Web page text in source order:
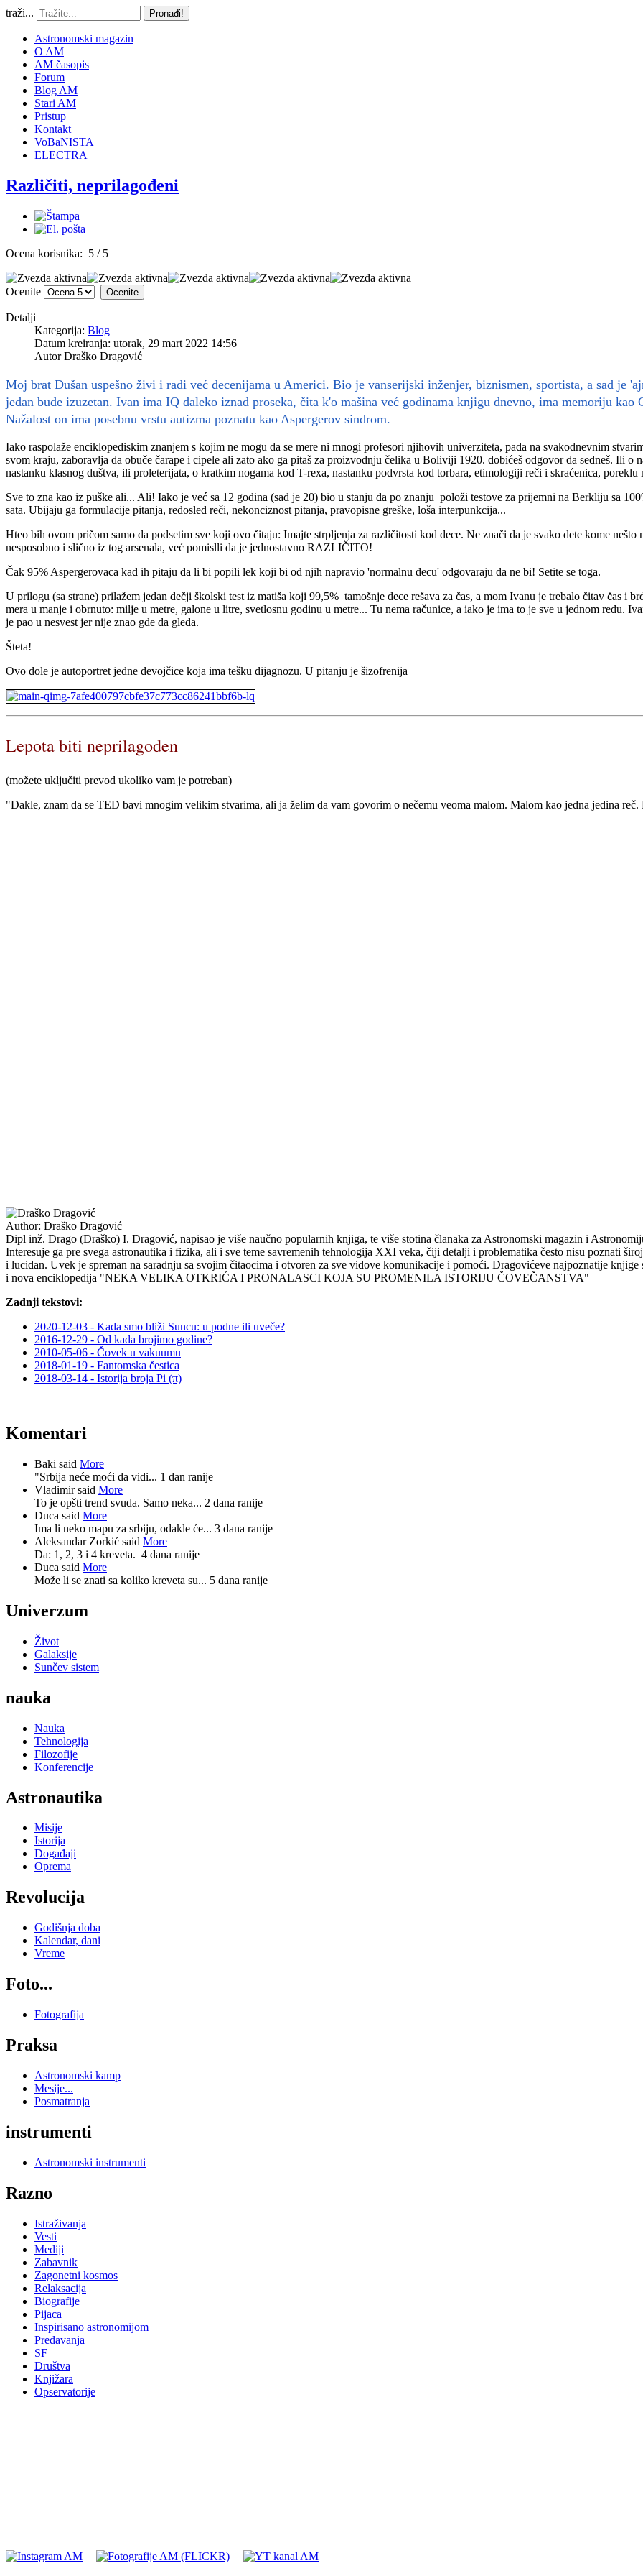
traži... Pronađi!
Astronomski magazin
O AM
AM časopis
Forum
Blog AM
Stari AM
Pristup
Kontakt
VoBaNISTA
ELECTRA
Različiti, neprilagođeni
Ocena korisnika: 5 / 5
Ocenite
Detalji
Kategorija: Blog
Datum kreiranja: utorak, 29 mart 2022 14:56
AutorDraško Dragović
Moj brat Dušan uspešno živi i radi već decenijama u Americi. Bio je vanserijski inženjer, biznismen, sportista, a sad je
jedan bude izuzetan. Ivan ima IQ daleko iznad proseka, čita k'o mašina već godinama knjigu dnevno, ima memoriju kao
Nažalost on ima posebnu vrstu autizma poznatu kao Aspergerov sindrom.
Iako raspolaže enciklopediskim znanjem s kojim ne mogu da se mere ni mnogi profesori njihovih univerziteta, pada na svakodnevnim
svom kraju, zaboravlja da obuče čarape i cipele ali zato ako ga pitaš za proizvodnju čelika u Boliviji 1920. dobićeš odgovor da sedneš. Ili
nastanku klasnog duštva, ili proleterijata, o kratkim nogama kod T-rexa, nastanku podvrsta kod torbara, etimologiji reči i skraćenica,
Sve to zna kao iz puške ali... Ali! Iako je već sa 12 godina (sad je 20) bio u stanju da po znanju položi testove za prijemni na Berkliju sa
sata. Ubijaju ga formulacije pitanja, redosled reči, nekonciznost pitanja, pravopisne greške, loša interpunkcija...
Hteo bih ovom pričom samo da podsetim sve koji ovo čitaju: Imajte strpljenja za različitosti kod dece. Ne znači da je svako dete kome nešto
nesposobno i slično iz tog arsenala, već pomislli da je jednostavno RAZLIČITO!
Čak 95% Aspergerovaca kad ih pitaju da li bi popili lek koji bi od njih napravio 'normalnu decu' odgovaraju da ne bi! Setite se toga.
U prilogu (sa strane) prilažem jedan dečji školski test iz matiša koji 99,5% tamošnje dece rešava za čas, a mom Ivanu je trebalo čitav čas i
mera u manje i obrnuto: milje u metre, galone u litre, svetlosnu godinu u metre... Tu nema računice, a iako je ima to je sve u jednom redu.
je pao u nesvest jer nije znao gde da gleda.
Šteta!
Ovo dole je autoportret jedne devojčice koja ima tešku dijagnozu. U pitanju je šizofrenija
Lepota biti neprilagođen
(možete uključiti prevod ukoliko vam je potreban)
"Dakle, znam da se TED bavi mnogim velikim stvarima, ali ja želim da vam govorim o nečemu veoma malom. Malom kao jedna jedina reč.
Author: Draško Dragović
Dipl inž. Drago (Draško) I. Dragović, napisao je više naučno popularnih knjiga, te više stotina članaka za Astronomski magazin i
Interesuje ga pre svega astronautika i fizika, ali i sve teme savremenih tehnologija XXI veka, čiji detalji i problematika često nisu poznati
i lucidan. Uvek je spreman na saradnju sa svojim čitaocima i otvoren za sve vidove komunikacije i pomoći. Dragovićeve najpoznatije
i nova enciklopedija "NEKA VELIKA OTKRIĆA I PRONALASCI KOJA SU PROMENILA ISTORIJU ČOVEČANSTVA"
Zadnji tekstovi:
2020-12-03 - Kada smo bliži Suncu: u podne ili uveče?
2016-12-29 - Od kada brojimo godine?
2010-05-06 - Čovek u vakuumu
2018-01-19 - Fantomska čestica
2018-03-14 - Istorija broja Pi (π)
Komentari
Baki said More
"Srbija neće moći da vidi... 1 dan ranije
Vladimir said More
To je opšti trend svuda. Samo neka... 2 dana ranije
Duca said More
Ima li neko mapu za srbiju, odakle će... 3 dana ranije
Aleksandar Zorkić said More
Da: 1, 2, 3 i 4 kreveta. 4 dana ranije
Duca said More
Može li se znati sa koliko kreveta su... 5 dana ranije
Univerzum
Život
Galaksije
Sunčev sistem
nauka
Nauka
Tehnologija
Filozofije
Konferencije
Astronautika
Misije
Istorija
Događaji
Oprema
Revolucija
Godišnja doba
Kalendar, dani
Vreme
Foto...
Fotografija
Praksa
Astronomski kamp
Mesije...
Posmatranja
instrumenti
Astronomski instrumenti
Razno
Istraživanja
Vesti
Mediji
Zabavnik
Zagonetni kosmos
Relaksacija
Biografije
Pijaca
Inspirisano astronomijom
Predavanja
SF
Društva
Knjižara
Opservatorije